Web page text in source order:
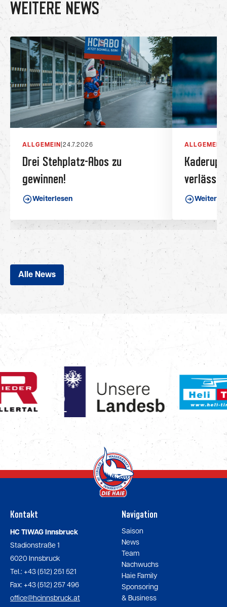
WEITERE NEWS
ALLGEMEIN 24.7.2026
Drei Stehplatz-Abos zu
gewinnen!
Weiterlesen
ALLGEMEIN |
verlässt
Alle News
Kontakt
HC TIWAG Innsbruck
Stadionstraße 1
6020 Innsbruck
Tel.: +43 (512) 251 521
Fax: +43 (512) 257 496
office@hcinnsbruck.at
Navigation
Saison
News
Team
Nachwuchs
Haie Family
Sponsoring
& Business